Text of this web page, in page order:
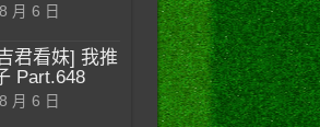
月 6 日
君看妹] 我推
Part.648
月 6 日